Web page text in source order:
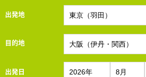
出発地
目的地
出発日